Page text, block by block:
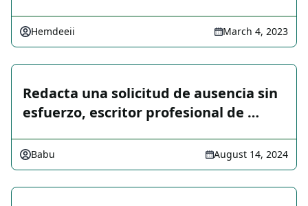
Hemdeeii March 4, 2023
Redacta una solicitud de ausencia sin
esfuerzo, escritor profesional de …
Babu August 14, 2024